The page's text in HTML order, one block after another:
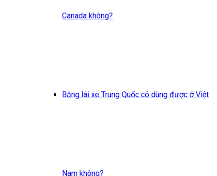
Canada không?
Bằng lái xe Trung Quốc có dùng được ở Việt
Nam không?